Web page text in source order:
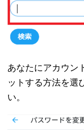
あなたにアカウン
ットする方法を選
い。